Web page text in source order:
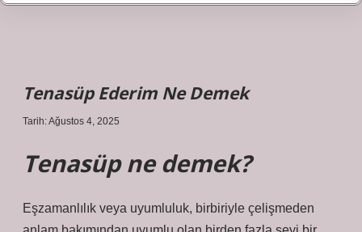
Tenasüp Ederim Ne Demek
Tarih: Ağustos 4, 2025
Tenasüp ne demek?
Eşzamanlılık veya uyumluluk, birbiriyle çelişmeden